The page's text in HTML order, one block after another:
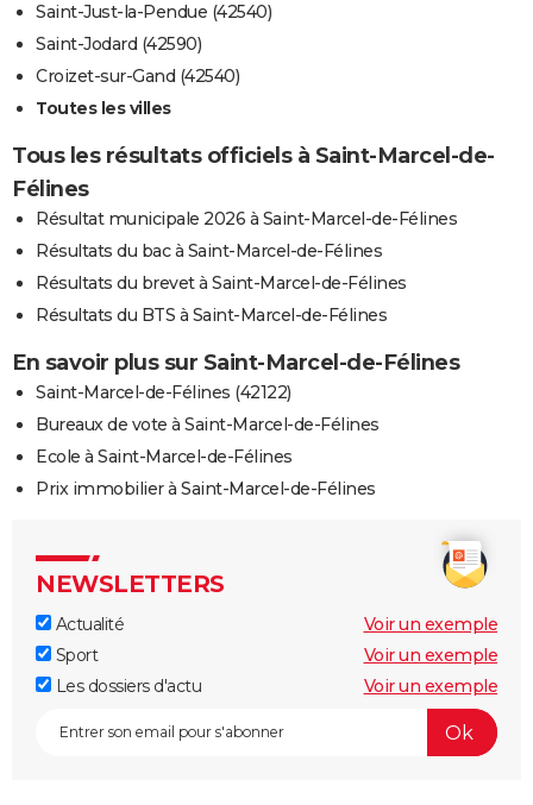
Saint-Just-la-Pendue (42540)
Saint-Jodard (42590)
Croizet-sur-Gand (42540)
Toutes les villes
Tous les résultats officiels à Saint-Marcel-de-
Félines
Résultat municipale 2026 à Saint-Marcel-de-Félines
Résultats du bac à Saint-Marcel-de-Félines
Résultats du brevet à Saint-Marcel-de-Félines
Résultats du BTS à Saint-Marcel-de-Félines
En savoir plus sur Saint-Marcel-de-Félines
Saint-Marcel-de-Félines (42122)
Bureaux de vote à Saint-Marcel-de-Félines
Ecole à Saint-Marcel-de-Félines
Prix immobilier à Saint-Marcel-de-Félines
NEWSLETTERS
Actualité
Voir un exemple
Sport
Voir un exemple
Les dossiers d'actu
Voir un exemple